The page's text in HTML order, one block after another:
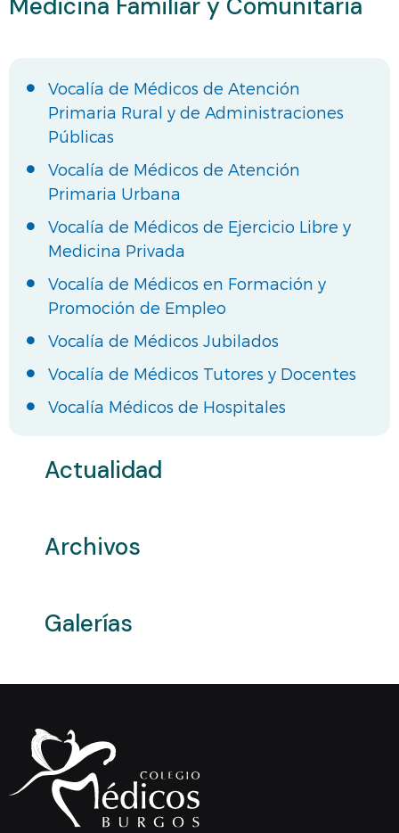
Vocalía de Médicos de Atención
Primaria Rural y de Administraciones
Públicas
Vocalía de Médicos de Atención
Primaria Urbana
Vocalía de Médicos de Ejercicio Libre y
Medicina Privada
Vocalía de Médicos en Formación y
Promoción de Empleo
Vocalía de Médicos Jubilados
Vocalía de Médicos Tutores y Docentes
Vocalía Médicos de Hospitales
Actualidad
Archivos
Galerías